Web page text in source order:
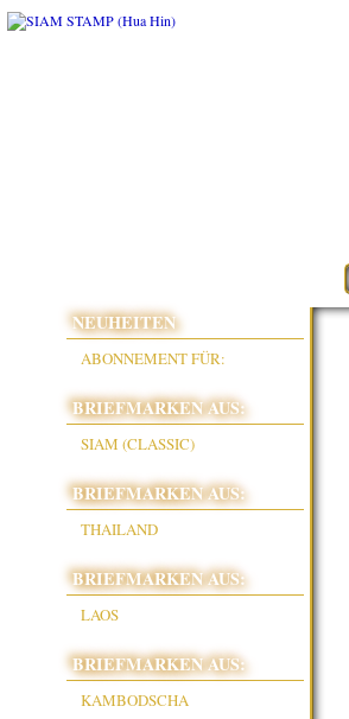
NEUHEITEN
ABONNEMENT FÜR:
BRIEFMARKEN AUS:
SIAM (CLASSIC)
BRIEFMARKEN AUS:
THAILAND
BRIEFMARKEN AUS:
LAOS
BRIEFMARKEN AUS:
KAMBODSCHA